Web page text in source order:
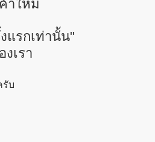
าใหม่
แรกเท่านั้น"
เรา
รับ